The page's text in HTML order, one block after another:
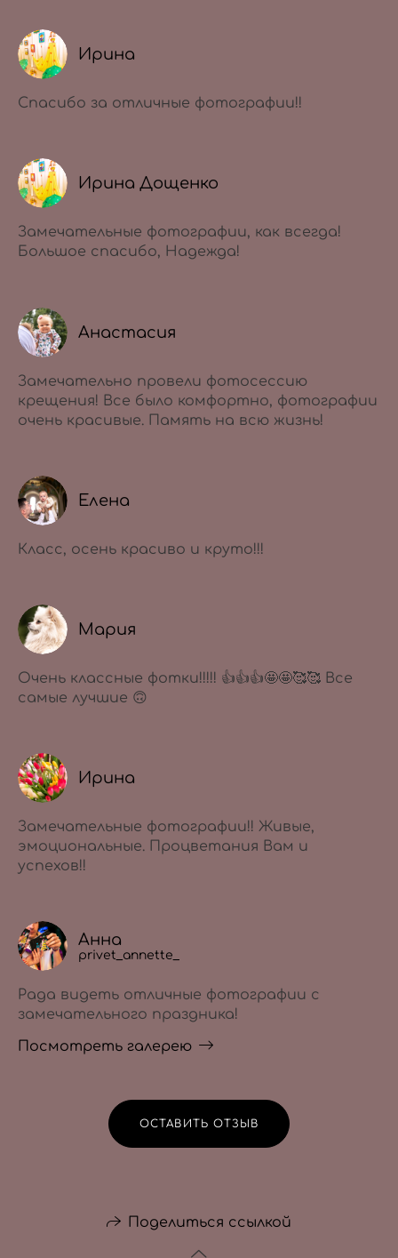
Ирина
Спасибо за отличные фотографии!!
Ирина Дощенко
Замечательные фотографии, как всегда!
Большое спасибо, Надежда!
Анастасия
Замечательно провели фотосессию
крещения! Все было комфортно, фотографии
очень красивые. Память на всю жизнь!
Елена
Класс, осень красиво и круто!!!
Мария
Очень классные фотки!!!!! 👍👍👍🤩🤩🥰🥰 Все
самые лучшие 🙃
Ирина
Замечательные фотографии!! Живые,
эмоциональные. Процветания Вам и
успехов!!
Анна
privet_annette_
Рада видеть отличные фотографии с
замечательного праздника!
Посмотреть галерею
ОСТАВИТЬ ОТЗЫВ
Поделиться ссылкой